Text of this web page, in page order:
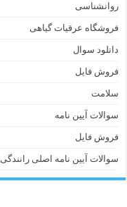
روانشناسی
فروشگاه عرقیات گیاهی
دانلود سوال
فروش فایل
سلامت
سوالات آیین نامه
فروش فایل
سوالات آیین نامه اصلی رانندگی